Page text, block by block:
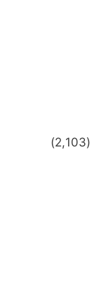
(2,103)